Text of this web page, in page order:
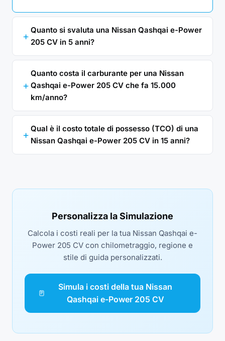
Quanto si svaluta una Nissan Qashqai e-Power
205 CV in 5 anni?
Quanto costa il carburante per una Nissan
Qashqai e-Power 205 CV che fa 15.000
km/anno?
Qual è il costo totale di possesso (TCO) di una
Nissan Qashqai e-Power 205 CV in 15 anni?
Personalizza la Simulazione
Calcola i costi reali per la tua Nissan Qashqai e-
Power 205 CV con chilometraggio, regione e
stile di guida personalizzati.
Simula i costi della tua Nissan
Qashqai e-Power 205 CV